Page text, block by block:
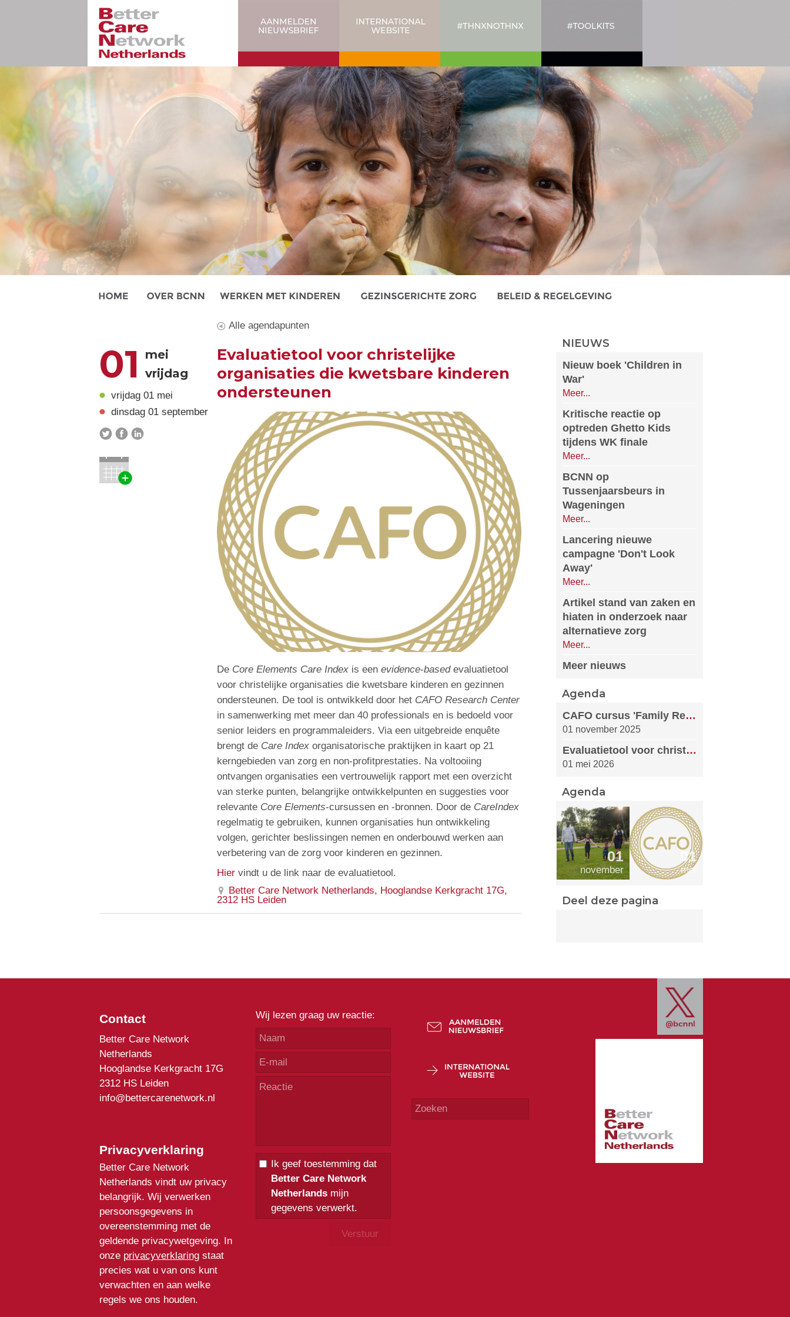
Alle agendapunten
01
mei
vrijdag
vrijdag 01 mei
dinsdag 01 september
Evaluatietool voor christelijke
organisaties die kwetsbare kinderen
ondersteunen
De Core Elements Care Indexis een evidence-basedevaluatietool
voor christelijke organisaties die kwetsbare kinderen en gezinnen
ondersteunen. De tool is ontwikkeld door het CAFO Research Center
in samenwerking met meer dan 40 professionals en is bedoeld voor
senior leiders en programmaleiders. Via een uitgebreide enquête
brengt de Care Indexorganisatorische praktijken in kaart op 21
kerngebieden van zorg en non-profitprestaties. Na voltooiing
ontvangen organisaties een vertrouwelijk rapport met een overzicht
van sterke punten, belangrijke ontwikkelpunten en suggesties voor
relevante Core Elements-cursussen en -bronnen. Door de CareIndex
regelmatig te gebruiken, kunnen organisaties hun ontwikkeling
volgen, gerichter beslissingen nemen en onderbouwd werken aan
verbetering van de zorg voor kinderen en gezinnen.
Hiervindt u de link naar de evaluatietool.
Better Care Network Netherlands, Hooglandse Kerkgracht 17G,
2312 HS Leiden
NIEUWS
Nieuw boek 'Children in
War'
Meer...
Kritische reactie op
optreden Ghetto Kids
tijdens WK finale
Meer...
BCNN op
Tussenjaarsbeurs in
Wageningen
Meer...
Lancering nieuwe
campagne 'Don't Look
Away'
Meer...
Artikel stand van zaken en
hiaten in onderzoek naar
alternatieve zorg
Meer...
Meer nieuws
Agenda
CAFO cursus 'Family Reintegration'
01 november 2025
Evaluatietool voor christelijke organisaties die kwetsbare kinderen ondersteunen
01 mei 2026
Agenda
01
november
01
mei
Deel deze pagina
Contact
Better Care Network
Netherlands
Hooglandse Kerkgracht 17G
2312 HS Leiden
info@bettercarenetwork.nl
Privacyverklaring
Better Care Network
Netherlands vindt uw privacy
belangrijk. Wij verwerken
persoonsgegevens in
overeenstemming met de
geldende privacywetgeving. In
onze privacyverklaringstaat
precies wat u van ons kunt
verwachten en aan welke
regels we ons houden.
Wij lezen graag uw reactie:
Ik geef toestemming dat
Better Care Network
Netherlandsmijn
gegevens verwerkt.